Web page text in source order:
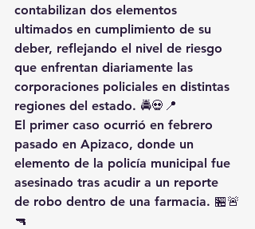
contabilizan dos elementos
ultimados en cumplimiento de su
deber, reflejando el nivel de riesgo
que enfrentan diariamente las
corporaciones policiales en distintas
regiones del estado. 🚔💀📍
El primer caso ocurrió en febrero
pasado en Apizaco, donde un
elemento de la policía municipal fue
asesinado tras acudir a un reporte
de robo dentro de una farmacia. 🏪🚨
🔫